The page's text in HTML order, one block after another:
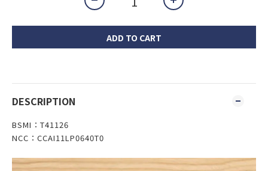
ADD TO CART
DESCRIPTION
BSMI：T41126
NCC：CCAI11LP0640T0